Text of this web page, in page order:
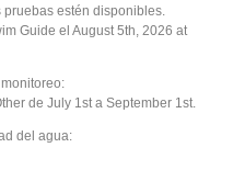
estén disponibles.
Guide el August 5th, 2026 at
de July 1st a September 1st.
del agua: